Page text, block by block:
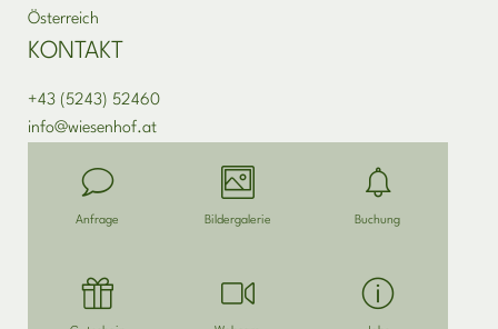
Österreich
KONTAKT
+43 (5243) 52460
info@wiesenhof.at
Anfrage Bildergalerie Buchung